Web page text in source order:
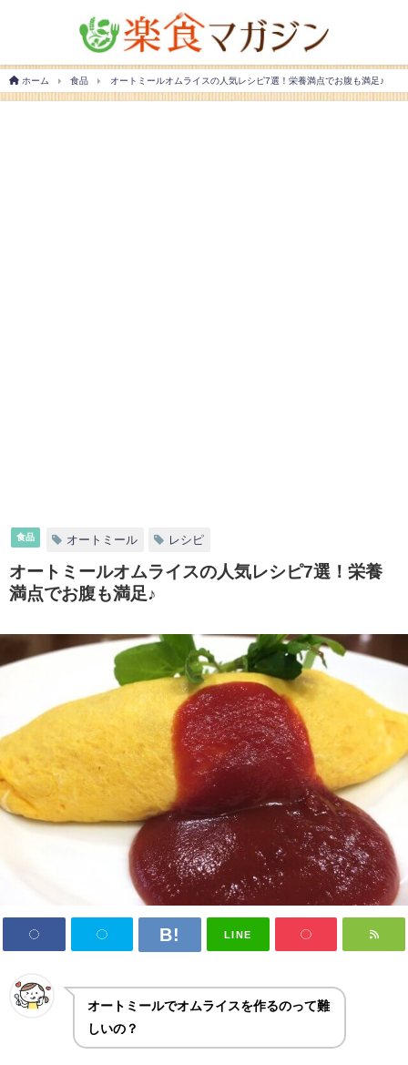
ホーム 食品 オートミールオムライスの人気レシピ7選！栄養満点でお腹も満足♪
食品 オートミール レシピ
オートミールオムライスの人気レシピ7選！栄養
満点でお腹も満足♪
LINE
オートミールでオムライスを作るのって難
しいの？